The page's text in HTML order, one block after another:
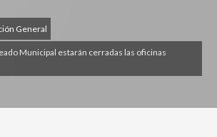
General
Municipal estarán cerradas las oficinas